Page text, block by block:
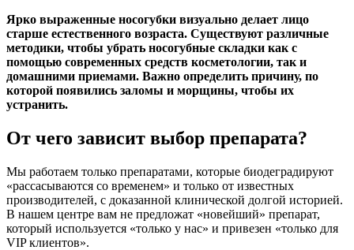
Ярко выраженные носогубки визуально делает лицо
старше естественного возраста. Существуют различные
методики, чтобы убрать носогубные складки как с
помощью современных средств косметологии, так и
домашними приемами. Важно определить причину, по
которой появились заломы и морщины, чтобы их
устранить.
От чего зависит выбор препарата?
Мы работаем только препаратами, которые биодеградируют
«рассасываются со временем» и только от известных
производителей, с доказанной клинической долгой историей.
В нашем центре вам не предложат «новейший» препарат,
который используется «только у нас» и привезен «только для
VIP клиентов».